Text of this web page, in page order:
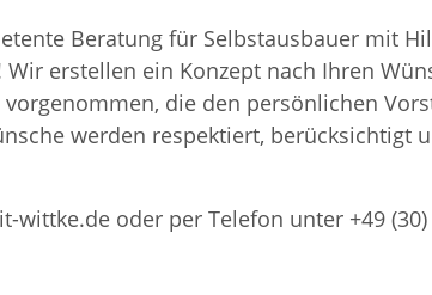
Beratung für Selbstausbauer mit
erstellen ein Konzept nach Ihren
die den persönlichen
werden respektiert, berücksichtigt
oder per Telefon unter +49 (30)